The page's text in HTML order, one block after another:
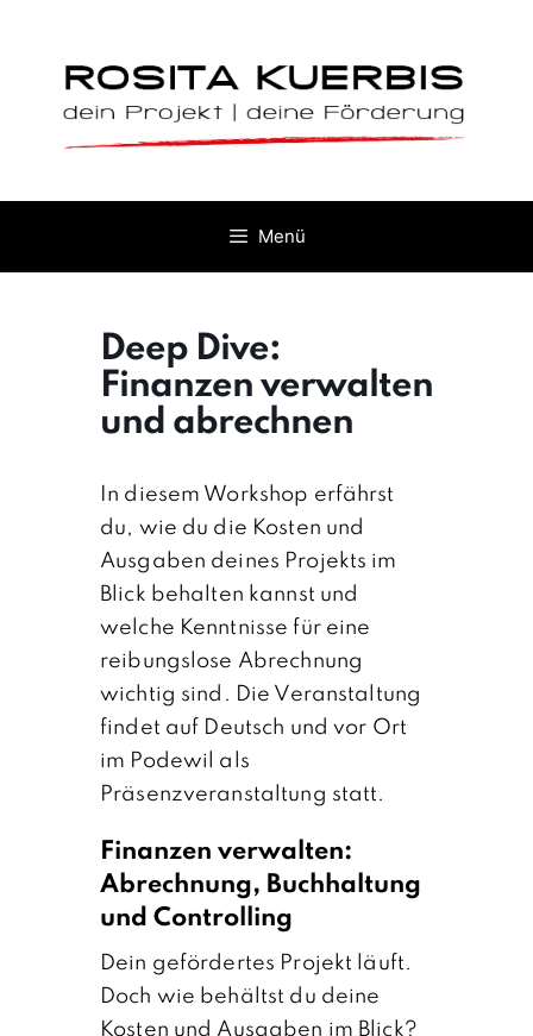
springen
Menü
Deep Dive:
Finanzen verwalten
und abrechnen
In diesem Workshop erfährst
du, wie du die Kosten und
Ausgaben deines Projekts im
Blick behalten kannst und
welche Kenntnisse für eine
reibungslose Abrechnung
wichtig sind. Die Veranstaltung
findet auf Deutsch und vor Ort
im Podewil als
Präsenzveranstaltung statt.
Finanzen verwalten:
Abrechnung, Buchhaltung
und Controlling
Dein gefördertes Projekt läuft.
Doch wie behältst du deine
Kosten und Ausgaben im Blick?